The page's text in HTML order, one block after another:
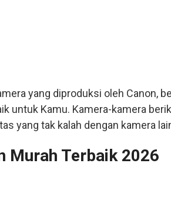
yang diproduksi oleh Canon,
untuk Kamu. Kamera-kamera
yang tak kalah dengan kamera
Murah Terbaik 2026